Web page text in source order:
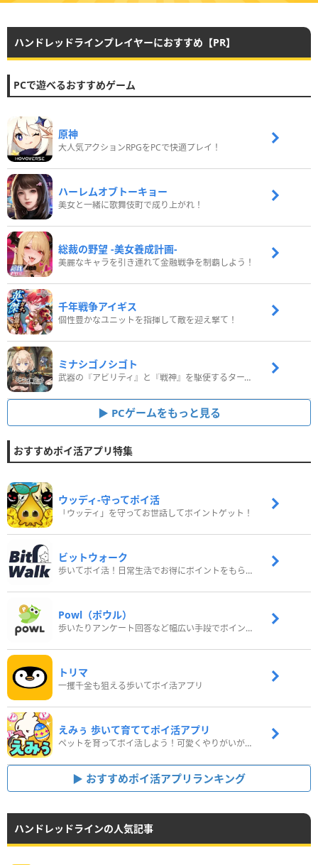
ハンドレッドラインプレイヤーにおすすめ【PR】
PCで遊べるおすすめゲーム
原神
大人気アクションRPGをPCで快適プレイ！
ハーレムオブトーキョー
美女と一緒に歌舞伎町で成り上がれ！
総裁の野望 -美女養成計画-
美麗なキャラを引き連れて金融戦争を制覇しよう！
千年戦争アイギス
個性豊かなユニットを指揮して敵を迎え撃て！
ミナシゴノシゴト
武器の『アビリティ』と『戦神』を駆使するターン制コマンドバトルRPG！
PCゲームをもっと見る
おすすめポイ活アプリ特集
ウッディ‐守ってポイ活
「ウッディ」を守ってお世話してポイントゲット！
ビットウォーク
歩いてポイ活！日常生活でお得にポイントをもらおう
Powl（ポウル）
歩いたりアンケート回答など幅広い手段でポイントをゲット
トリマ
一攫千金も狙える歩いてポイ活アプリ
えみぅ 歩いて育ててポイ活アプリ
ペットを育ってポイ活しよう！可愛くやりがいがある新感覚アプリ
おすすめポイ活アプリランキング
ハンドレッドラインの人気記事